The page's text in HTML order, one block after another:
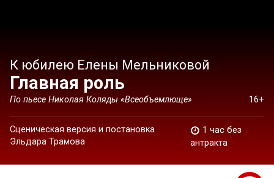
К юбилею Елены Мельниковой
Главная роль
По пьесе Николая Коляды «Всеобъемлюще» 16+
Сценическая версия и постановка
Эльдара Трамова
1 час без
антракта